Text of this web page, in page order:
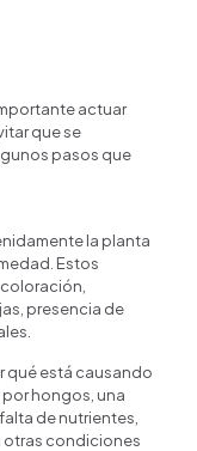
actuar
que se
pasos que
la planta
Estos
presencia de
qué está causando
hongos, una
de nutrientes,
otras condiciones